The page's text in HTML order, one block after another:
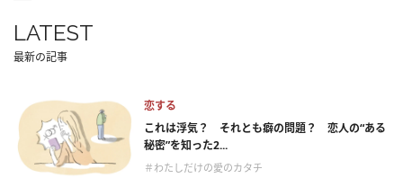
LATEST
最新の記事
恋する
これは浮気？ それとも癖の問題？ 恋人の“ある
秘密”を知った2...
＃わたしだけの愛のカタチ